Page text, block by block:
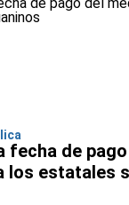
fecha de
los estatales